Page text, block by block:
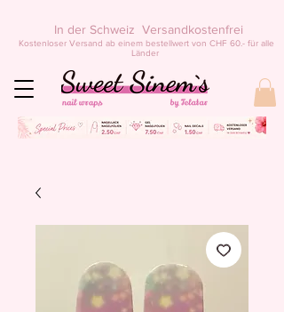
Kostenloser Versand ab einem bestellwert von CHF 60.- für alle
Länder
In der Schweiz Versandkostenfrei